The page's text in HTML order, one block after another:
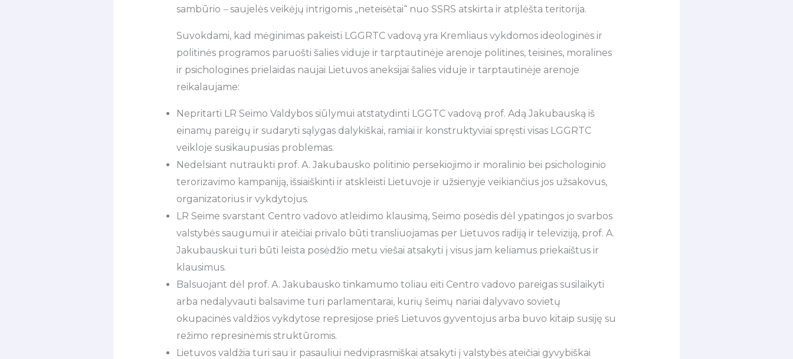
sambūrio –saujelės veikėjų intrigomis „neteisėtai“ nuo SSRS atskirta ir atplėšta teritorija.
Suvokdami, kad mėginimas pakeisti LGGRTC vadovą yra Kremliaus vykdomos ideologinės ir
politinės programos paruošti šalies viduje ir tarptautinėje arenoje politines, teisines, moralines
ir psichologines prielaidas naujai Lietuvos aneksijai šalies viduje ir tarptautinėje arenoje
reikalaujame:
Nepritarti LR Seimo Valdybos siūlymui atstatydinti LGGTC vadovą prof. Adą Jakubauską iš
einamų pareigų ir sudaryti sąlygas dalykiškai, ramiai ir konstruktyviai spręsti visas LGGRTC
veikloje susikaupusias problemas.
Nedelsiant nutraukti prof. A. Jakubausko politinio persekiojimo ir moralinio bei psichologinio
terorizavimo kampaniją, išsiaiškinti ir atskleisti Lietuvoje ir užsienyje veikiančius jos užsakovus,
organizatorius ir vykdytojus.
LR Seime svarstant Centro vadovo atleidimo klausimą, Seimo posėdis dėl ypatingos jo svarbos
valstybės saugumui ir ateičiai privalo būti transliuojamas per Lietuvos radiją ir televiziją, prof. A.
Jakubauskui turi būti leista posėdžio metu viešai atsakyti į visus jam keliamus priekaištus ir
klausimus.
Balsuojant dėl prof. A. Jakubausko tinkamumo toliau eiti Centro vadovo pareigas susilaikyti
arba nedalyvauti balsavime turi parlamentarai, kurių šeimų nariai dalyvavo sovietų
okupacinės valdžios vykdytose represijose prieš Lietuvos gyventojus arba buvo kitaip susiję su
režimo represinėmis struktūromis.
Lietuvos valdžia turi sau ir pasauliui nedviprasmiškai atsakyti į valstybės ateičiai gyvybiškai